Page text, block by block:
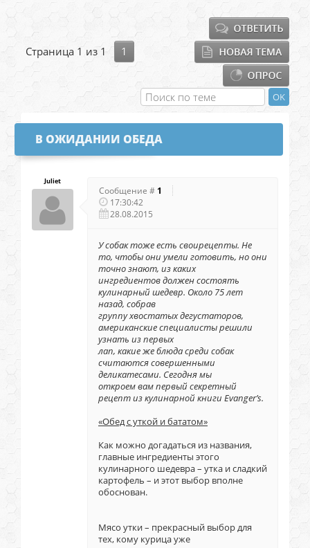
Страница 1 из1 1
В ОЖИДАНИИ ОБЕДА
Juliet
Сообщение # 1
17:30:42
28.08.2015
У собак тоже есть своирецепты. Не
то, чтобы они умели готовить, но они
точно знают, из каких
ингредиентов должен состоять
кулинарный шедевр. Около 75 лет
назад, собрав
группу хвостатых дегустаторов,
американские специалисты решили
узнать из первых
лап, какие же блюда среди собак
считаются совершенными
деликатесами. Сегодня мы
откроем вам первый секретный
рецепт из кулинарной книги Evanger’s.
«Обед с уткой и бататом»
Как можно догадаться из названия,
главные ингредиенты этого
кулинарного шедевра – утка и сладкий
картофель – и этот выбор вполне
обоснован.
Мясо утки – прекрасный выбор для
тех, кому курица уже